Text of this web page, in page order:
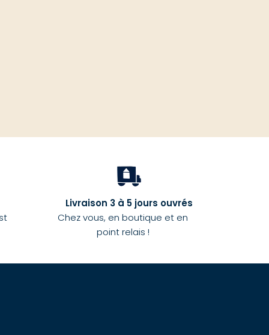
Livraison 3 à 5 jours ouvrés
Chez vous, en boutique et en
point relais !